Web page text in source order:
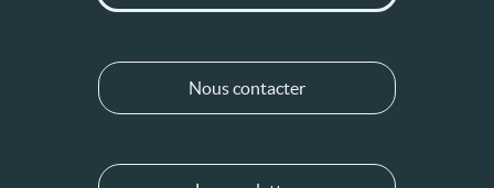
Nous contacter